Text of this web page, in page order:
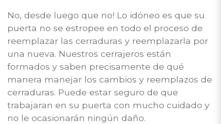
No, desde luego que no! Lo idóneo es que su
puerta no se estropee en todo el proceso de
reemplazar las cerraduras y reemplazarla por
una nueva. Nuestros cerrajeros están
formados y saben precisamente de qué
manera manejar los cambios y reemplazos de
cerraduras. Puede estar seguro de que
trabajaran en su puerta con mucho cuidado y
no le ocasionarán ningún daño.